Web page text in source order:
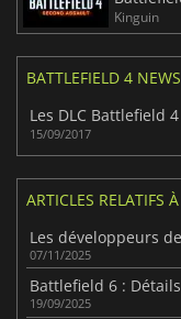
Kinguin
BATTLEFIELD 4 NEWS
Les DLC Battlefield
15/09/2017
ARTICLES RELATIFS
07/11/2025
19/09/2025